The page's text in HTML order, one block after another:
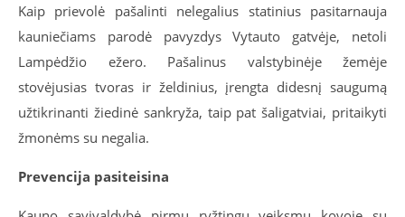
Kaip prievolė pašalinti nelegalius statinius pasitarnauja
kauniečiams parodė pavyzdys Vytauto gatvėje, netoli
Lampėdžio ežero. Pašalinus valstybinėje žemėje
stovėjusias tvoras ir želdinius, įrengta didesnį saugumą
užtikrinanti žiedinė sankryža, taip pat šaligatviai, pritaikyti
žmonėms su negalia.
Prevencija pasiteisina